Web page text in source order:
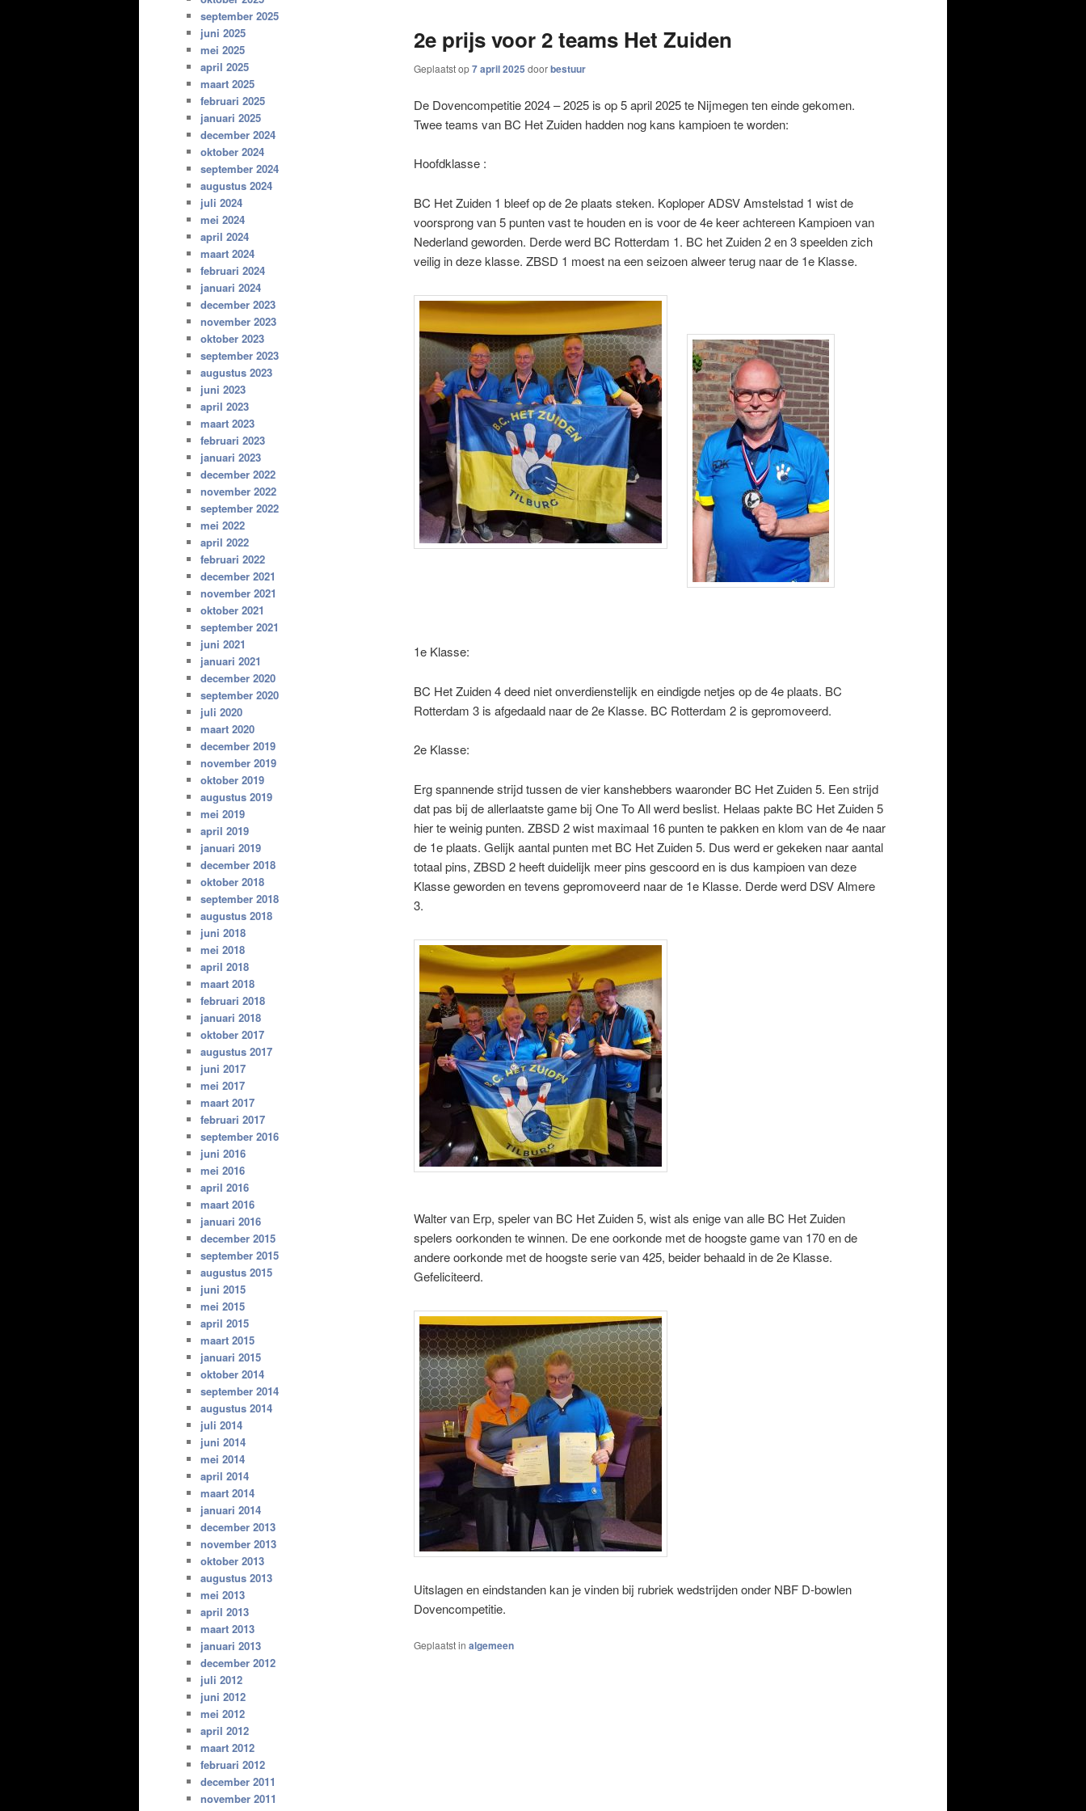
2e prijs voor 2 teams Het Zuiden
Geplaatst op7 april 2025 doorbestuur
De Dovencompetitie 2024 – 2025 is op 5 april 2025 te Nijmegen ten einde gekomen.
Twee teams van BC Het Zuiden hadden nog kans kampioen te worden:
Hoofdklasse :
BC Het Zuiden 1 bleef op de 2e plaats steken. Koploper ADSV Amstelstad 1 wist de
voorsprong van 5 punten vast te houden en is voor de 4e keer achtereen Kampioen van
Nederland geworden. Derde werd BC Rotterdam 1. BC het Zuiden 2 en 3 speelden zich
veilig in deze klasse. ZBSD 1 moest na een seizoen alweer terug naar de 1e Klasse.
1e Klasse:
BC Het Zuiden 4 deed niet onverdienstelijk en eindigde netjes op de 4e plaats. BC
Rotterdam 3 is afgedaald naar de 2e Klasse. BC Rotterdam 2 is gepromoveerd.
2e Klasse:
Erg spannende strijd tussen de vier kanshebbers waaronder BC Het Zuiden 5. Een strijd
dat pas bij de allerlaatste game bij One To All werd beslist. Helaas pakte BC Het Zuiden 5
hier te weinig punten. ZBSD 2 wist maximaal 16 punten te pakken en klom van de 4e naar
de 1e plaats. Gelijk aantal punten met BC Het Zuiden 5. Dus werd er gekeken naar aantal
totaal pins, ZBSD 2 heeft duidelijk meer pins gescoord en is dus kampioen van deze
Klasse geworden en tevens gepromoveerd naar de 1e Klasse. Derde werd DSV Almere
3.
Walter van Erp, speler van BC Het Zuiden 5, wist als enige van alle BC Het Zuiden
spelers oorkonden te winnen. De ene oorkonde met de hoogste game van 170 en de
andere oorkonde met de hoogste serie van 425, beider behaald in de 2e Klasse.
Gefeliciteerd.
Uitslagen en eindstanden kan je vinden bij rubriek wedstrijden onder NBF D-bowlen
Dovencompetitie.
Geplaatst in algemeen
september 2025
juni 2025
mei 2025
april 2025
maart 2025
februari 2025
januari 2025
december 2024
oktober 2024
september 2024
augustus 2024
juli 2024
mei 2024
april 2024
maart 2024
februari 2024
januari 2024
december 2023
november 2023
oktober 2023
september 2023
augustus 2023
juni 2023
april 2023
maart 2023
februari 2023
januari 2023
december 2022
november 2022
september 2022
mei 2022
april 2022
februari 2022
december 2021
november 2021
oktober 2021
september 2021
juni 2021
januari 2021
december 2020
september 2020
juli 2020
maart 2020
december 2019
november 2019
oktober 2019
augustus 2019
mei 2019
april 2019
januari 2019
december 2018
oktober 2018
september 2018
augustus 2018
juni 2018
mei 2018
april 2018
maart 2018
februari 2018
januari 2018
oktober 2017
augustus 2017
juni 2017
mei 2017
maart 2017
februari 2017
september 2016
juni 2016
mei 2016
april 2016
maart 2016
januari 2016
december 2015
september 2015
augustus 2015
juni 2015
mei 2015
april 2015
maart 2015
januari 2015
oktober 2014
september 2014
augustus 2014
juli 2014
juni 2014
mei 2014
april 2014
maart 2014
januari 2014
december 2013
november 2013
oktober 2013
augustus 2013
mei 2013
april 2013
maart 2013
januari 2013
december 2012
juli 2012
juni 2012
mei 2012
april 2012
maart 2012
februari 2012
december 2011
november 2011